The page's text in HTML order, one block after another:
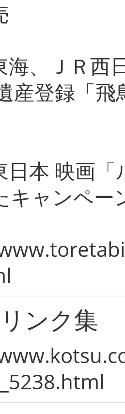
海、ＪＲ西
産登録「
日本 映画
キャンペー
ンク集